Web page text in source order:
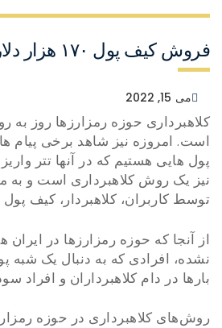
فروش کیف پول ۱۷۰ هزار دلاری!
می 15, 2022
کلاهبرداری حوزه رمزارزها روز به
است. امروزه نیز شاهد برخی پیام
پول هایی هستیم که در آنها تتر
نیز یک روش کلاهبرداری است و به
توسط کاربران، کلاهبردار، کیف
از آنجا که حوزه رمزارزها در ایران
نشده، افرادی که به دنبال یک شبه
بارها در دام کلاهبرداران و افراد
روش‌های کلاهبرداری در حوزه